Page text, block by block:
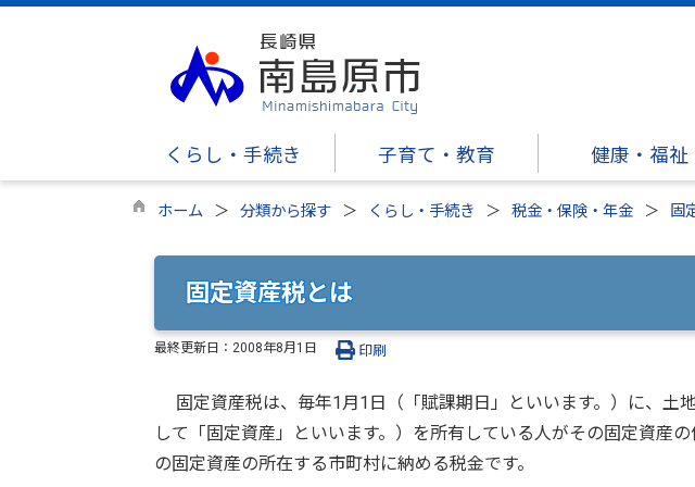
くらし・手続き 子育て・教育 健康・福祉
ホーム 分類から探す くらし・手続き 税金・保険・年金 固
固定資産税とは
最終更新日： 2008年8月1日 印刷
固定資産税は、毎年1月1日（「賦課期日」といいます。）に、土
して「固定資産」といいます。）を所有している人がその固定資産
の固定資産の所在する市町村に納める税金です。